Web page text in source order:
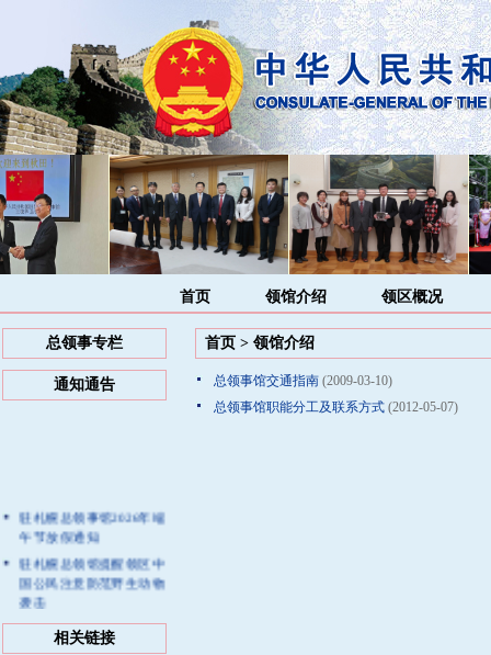
首页 领馆介绍 领区概况
总领事专栏
通知通告
驻札幌总领事馆2026年端
午节放假通知
驻札幌总领馆提醒领区中
国公民注意防范野生动物
袭击
驻札幌总领馆提醒领区中
国公民注意防范海啸及地
相关链接
首页> 领馆介绍
总领事馆交通指南(2009-03-10)
总领事馆职能分工及联系方式(2012-05-07)